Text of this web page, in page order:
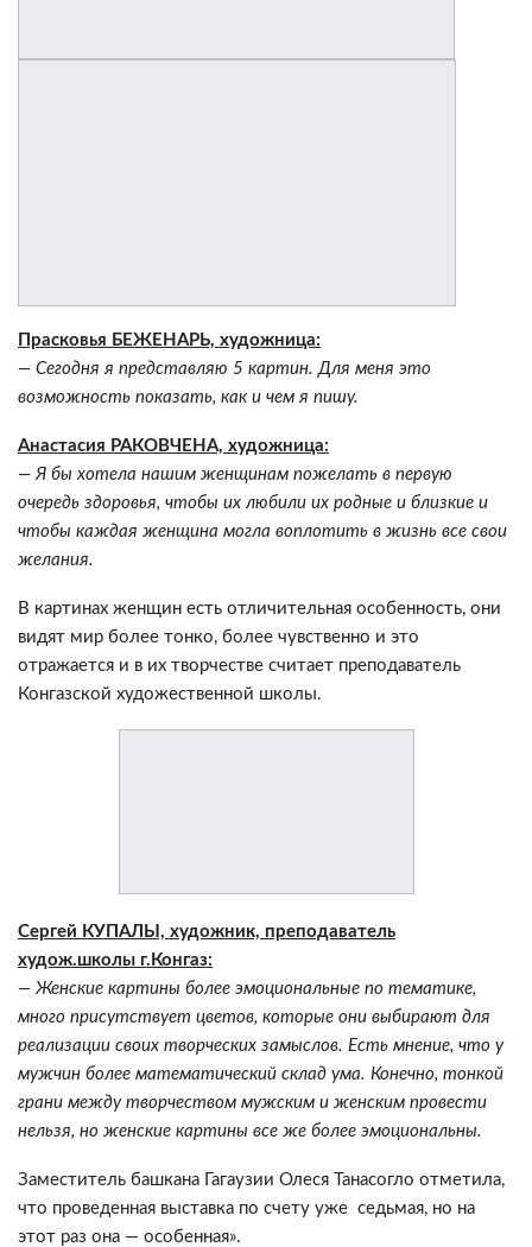
Прасковья БЕЖЕНАРЬ, художница:
— Сегодня я представляю 5 картин. Для меня это
возможность показать, как и чем я пишу.
Анастасия РАКОВЧЕНА, художница:
— Я бы хотела нашим женщинам пожелать в первую
очередь здоровья, чтобы их любили их родные и близкие и
чтобы каждая женщина могла воплотить в жизнь все свои
желания.
В картинах женщин есть отличительная особенность, они
видят мир более тонко, более чувственно и это
отражается и в их творчестве считает преподаватель
Конгазской художественной школы.
Сергей КУПАЛЫ, художник, преподаватель
худож.школы г.Конгаз:
— Женские картины более эмоциональные по тематике,
много присутствует цветов, которые они выбирают для
реализации своих творческих замыслов. Есть мнение, что у
мужчин более математический склад ума. Конечно, тонкой
грани между творчеством мужским и женским провести
нельзя, но женские картины все же более эмоциональны.
Заместитель башкана Гагаузии Олеся Танасогло отметила,
что проведенная выставка по счету уже седьмая, но на
этот раз она — особенная».